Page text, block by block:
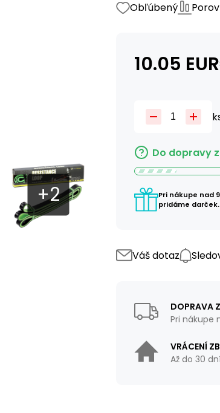
Obľúbený
10.05 EUR
Do dopravy
Pri nákupe nad
pridáme darček.
Váš dotaz
DOPRAVA
Pri nákupe
VRÁCENÍ
Až do 30